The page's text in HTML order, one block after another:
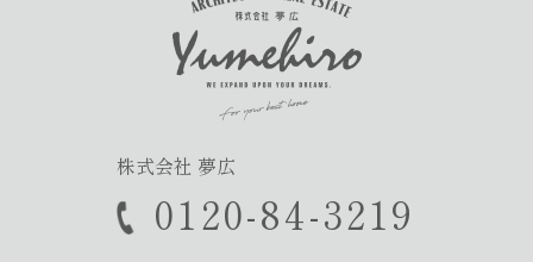
株式会社 夢広
0120-84-3219